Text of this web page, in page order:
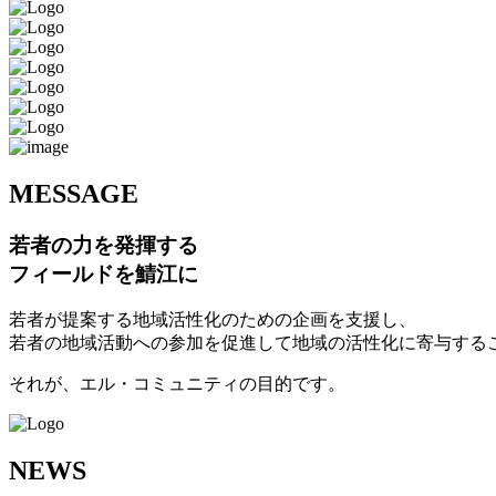
MESSAGE
若者の力を発揮する
フィールドを鯖江に
若者が提案する地域活性化のための企画を支援し、
若者の地域活動への参加を促進して地域の活性化に寄与する
それが、エル・コミュニティの目的です。
NEWS